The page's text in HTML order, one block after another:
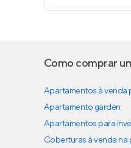
Como comprar
Apartamentos à venda
Apartamento garden
Apartamentos para
Coberturas à venda na